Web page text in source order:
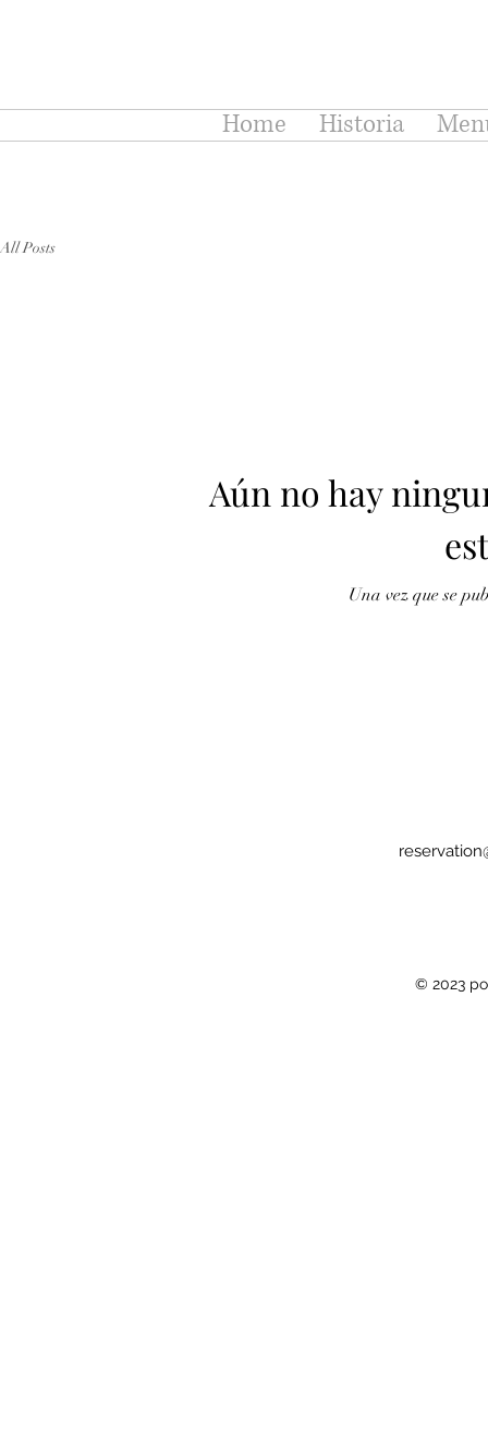
Home Historia
All Posts
Aún no hay
Una vez que se
© 2023